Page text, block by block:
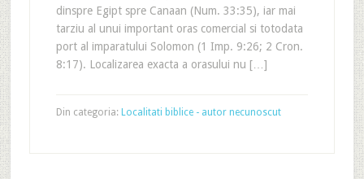
dinspre Egipt spre Canaan (Num. 33:35), iar mai
tarziu al unui important oras comercial si totodata
port al imparatului Solomon (1 Imp. 9:26; 2 Cron.
8:17). Localizarea exacta a orasului nu […]
Din categoria: Localitati biblice - autor necunoscut